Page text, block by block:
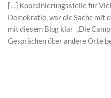
[…] Koordinierungsstelle für
Demokratie, war die Sache mit
mit diesem Blog klar: „Die
Gesprächen über andere Orte